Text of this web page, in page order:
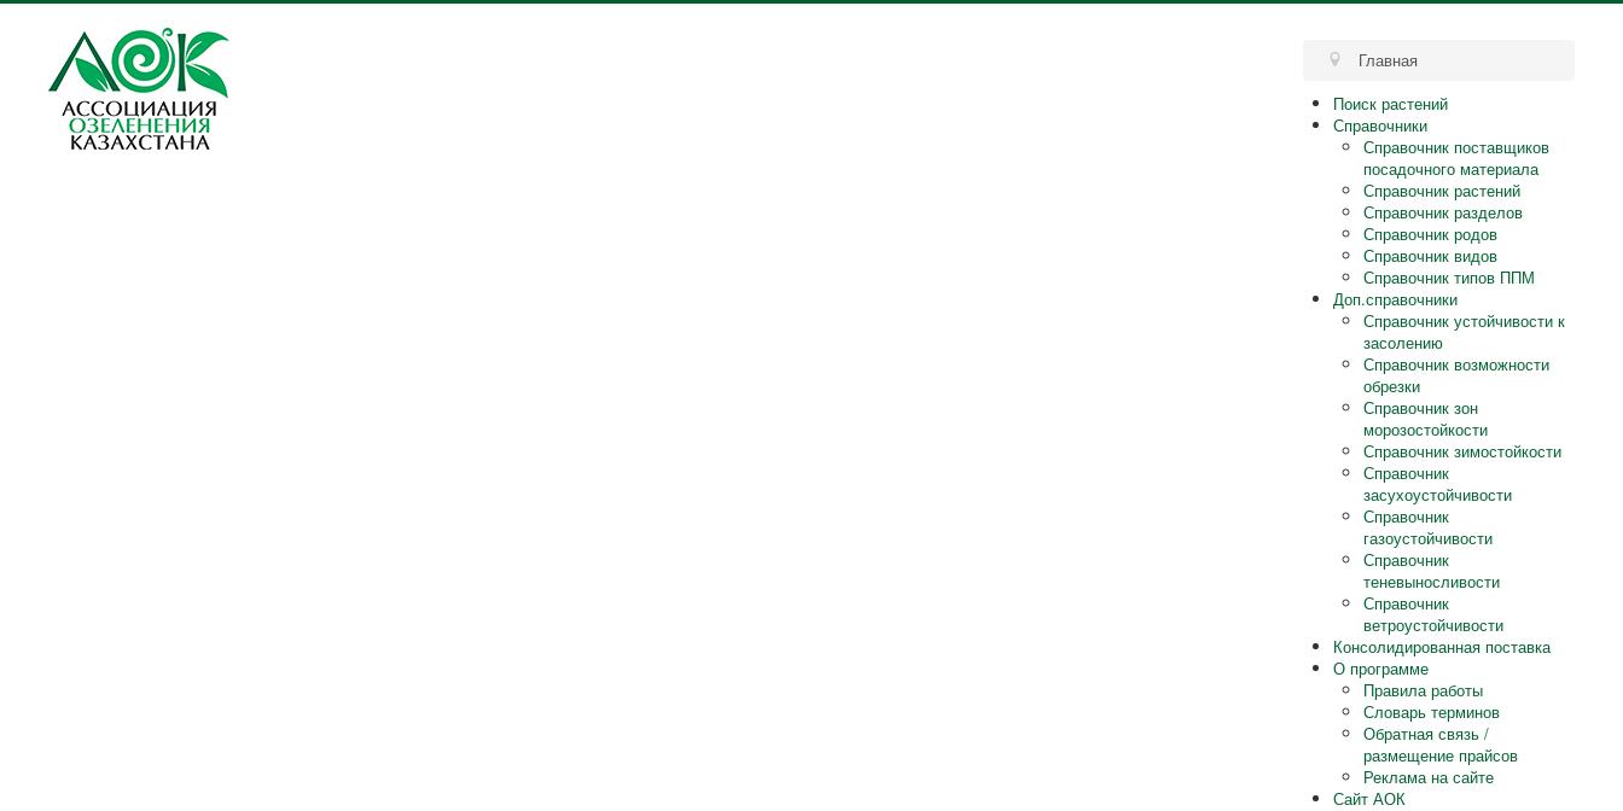
Главная
Поиск растений
Справочники
Справочник поставщиков
посадочного материала
Справочник растений
Справочник разделов
Справочник родов
Справочник видов
Справочник типов ППМ
Доп.справочники
Справочник устойчивости к
засолению
Справочник возможности
обрезки
Справочник зон
морозостойкости
Справочник зимостойкости
Справочник
засухоустойчивости
Справочник
газоустойчивости
Справочник
теневыносливости
Справочник
ветроустойчивости
Консолидированная поставка
О программе
Правила работы
Словарь терминов
Обратная связь /
размещение прайсов
Реклама на сайте
Сайт АОК